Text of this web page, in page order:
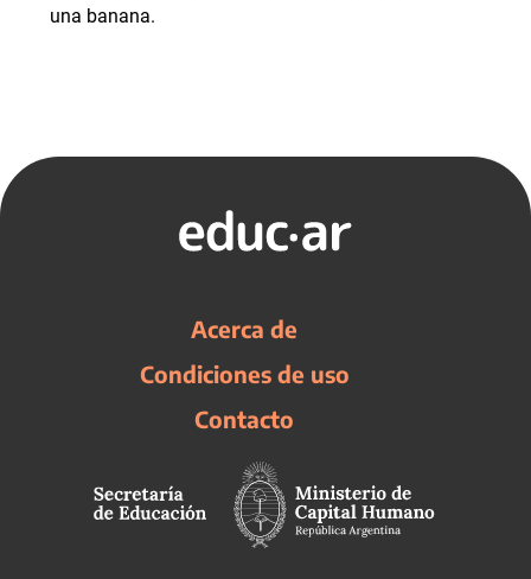
una banana.
Acerca de
Condiciones de uso
Contacto